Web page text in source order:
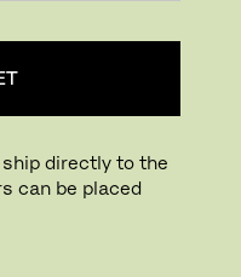
directly to the
can be placed